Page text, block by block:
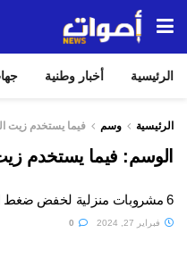
الرئيسية أخبار وطنية
الرئيسية وسم فيما يستخدم زيت
الوسم: فيما يستخدم
6 مشروبات منزلية لخفض ضغط الدم المرتفع
فبراير 27, 2024